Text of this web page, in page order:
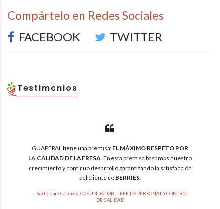
Compártelo en Redes Sociales
FACEBOOK
TWITTER
Testimonios
GUAPERAL tiene una premisa: EL MÁXIMO RESPETO POR
LA CALIDAD DE LA FRESA. En esta premisa basamos nuestro
crecimiento y continuo desarrollo garantizando la satisfacción
del cliente de BERRIES.
Bartolomé Cáceres, COFUNDADOR - JEFE DE PERSONAL Y CONTROL
DE CALIDAD